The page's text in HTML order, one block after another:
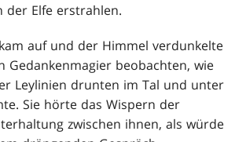
der Elfe erstrahlen.
auf und der Himmel verdunkelte
Gedankenmagier beobachten, wie
Leylinien drunten im Tal und unter
Sie hörte das Wispern der
zwischen ihnen, als würde